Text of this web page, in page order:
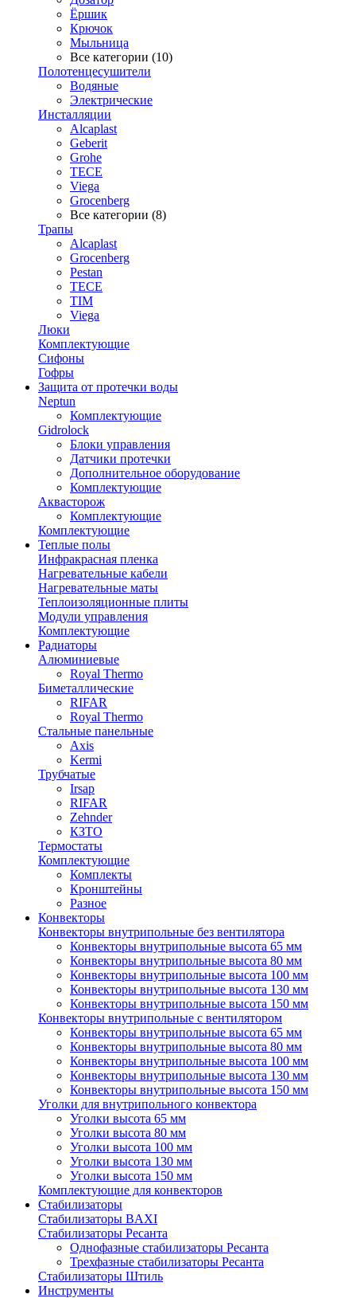
Ёршик
Крючок
Мыльница
Все категории (10)
Полотенцесушители
Водяные
Электрические
Инсталляции
Alcaplast
Geberit
Grohe
TECE
Viega
Grocenberg
Все категории (8)
Трапы
Alcaplast
Grocenberg
Pestan
TECE
TIM
Viega
Люки
Комплектующие
Сифоны
Гофры
Защита от протечки воды
Neptun
Комплектующие
Gidrolock
Блоки управления
Датчики протечки
Дополнительное оборудование
Комплектующие
Аквасторож
Комплектующие
Комплектующие
Теплые полы
Инфракрасная пленка
Нагревательные кабели
Нагревательные маты
Теплоизоляционные плиты
Модули управления
Комплектующие
Радиаторы
Алюминиевые
Royal Thermo
Биметаллические
RIFAR
Royal Thermo
Стальные панельные
Axis
Kermi
Трубчатые
Irsap
RIFAR
Zehnder
КЗТО
Термостаты
Комплектующие
Комплекты
Кронштейны
Разное
Конвекторы
Конвекторы внутрипольные без вентилятора
Конвекторы внутрипольные высота 65 мм
Конвекторы внутрипольные высота 80 мм
Конвекторы внутрипольные высота 100 мм
Конвекторы внутрипольные высота 130 мм
Конвекторы внутрипольные высота 150 мм
Конвекторы внутрипольные с вентилятором
Конвекторы внутрипольные высота 65 мм
Конвекторы внутрипольные высота 80 мм
Конвекторы внутрипольные высота 100 мм
Конвекторы внутрипольные высота 130 мм
Конвекторы внутрипольные высота 150 мм
Уголки для внутрипольного конвектора
Уголки высота 65 мм
Уголки высота 80 мм
Уголки высота 100 мм
Уголки высота 130 мм
Уголки высота 150 мм
Комплектующие для конвекторов
Стабилизаторы
Стабилизаторы BAXI
Стабилизаторы Ресанта
Однофазные стабилизаторы Ресанта
Трехфазные стабилизаторы Ресанта
Стабилизаторы Штиль
Инструменты